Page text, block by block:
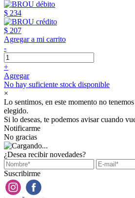
$ 234
$ 207
Agregar a mi carrito
-
+
Agregar
No hay suficiente stock disponible
×
Lo sentimos, en este momento no
elegido.
Si lo deseas, te podemos avisar cuando
Notificarme
No gracias
¿Desea recibir novedades?
Suscribirme